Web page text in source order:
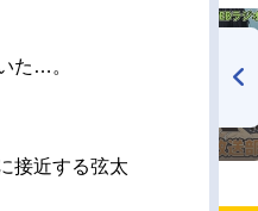
た…。
接近する弦太